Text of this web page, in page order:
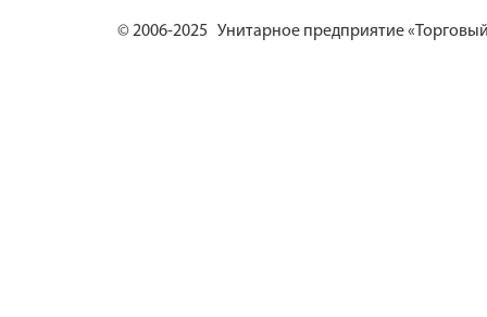
© 2006-2025 Унитарное предприятие